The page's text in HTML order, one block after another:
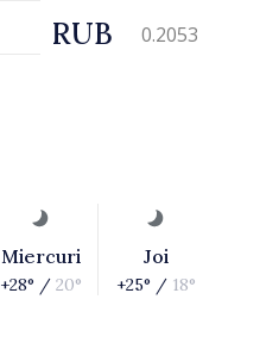
RUB 0.2053
Miercuri
+28° / 20°
Joi
+25° / 18°